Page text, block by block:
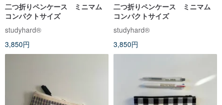
二つ折りペンケース ミニマム
コンパクトサイズ
studyhard®︎
3,850円
二つ折りペンケース ミニマム
コンパクトサイズ
studyhard®︎
3,850円